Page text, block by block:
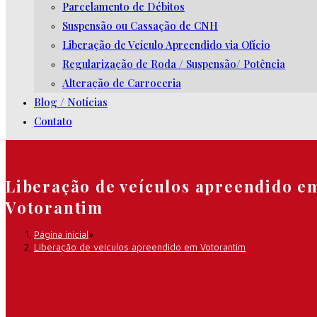
Parcelamento de Débitos
Suspensão ou Cassação de CNH
Liberação de Veículo Apreendido via Ofício
Regularização de Roda / Suspensão/ Potência
Alteração de Carroceria
Blog / Notícias
Contato
Liberação de veículos apreendido
Votorantim
Página inicial»
Liberação de veículos apreendido em Votorantim